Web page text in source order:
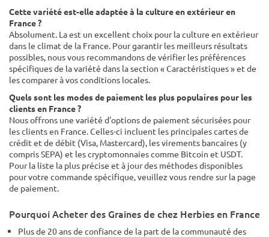
Cette variété est-elle adaptée à la culture en extérieur en
France ?
Absolument. La est un excellent choix pour la culture en extérieur
dans le climat de la France. Pour garantir les meilleurs résultats
possibles, nous vous recommandons de vérifier les préférences
spécifiques de la variété dans la section « Caractéristiques » et de
les comparer à vos conditions locales.
Quels sont les modes de paiement les plus populaires pour les
clients en France ?
Nous offrons une variété d'options de paiement sécurisées pour
les clients en France. Celles-ci incluent les principales cartes de
crédit et de débit (Visa, Mastercard), les virements bancaires (y
compris SEPA) et les cryptomonnaies comme Bitcoin et USDT.
Pour la liste la plus précise et à jour des méthodes disponibles
pour votre commande spécifique, veuillez vous rendre sur la page
de paiement.
Pourquoi Acheter des Graines de chez Herbies en France
Plus de 20 ans de confiance de la part de la communauté des